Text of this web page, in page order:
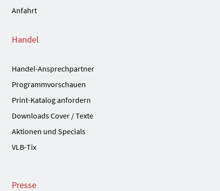
Anfahrt
Handel
Handel-Ansprechpartner
Programmvorschauen
Print-Katalog anfordern
Downloads Cover / Texte
Aktionen und Specials
VLB-Tix
Presse